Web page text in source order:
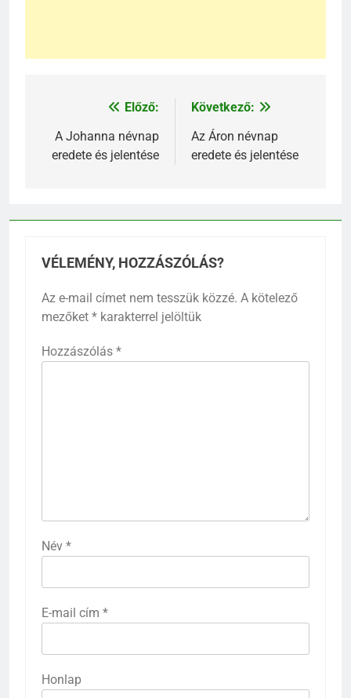
Bejegyzés
navigáció
Előző:
A Johanna névnap
eredete és jelentése
Következő:
Az Áron névnap
eredete és jelentése
VÉLEMÉNY, HOZZÁSZÓLÁS?
Az e-mail címet nem tesszük közzé. A kötelező
mezőket * karakterrel jelöltük
Hozzászólás *
Név *
E-mail cím *
Honlap